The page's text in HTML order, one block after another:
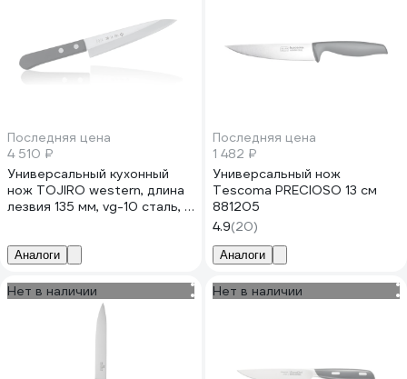
Последняя цена
4 510 ₽
Универсальный кухонный
нож TOJIRO western, длина
лезвия 135 мм, vg-10 сталь, 3
древесина F-304
Аналоги
Последняя цена
1 482 ₽
Универсальный нож
Tescoma PRECIOSO 13 см
881205
4.9(20)
Аналоги
Нет в наличии Нет в наличии